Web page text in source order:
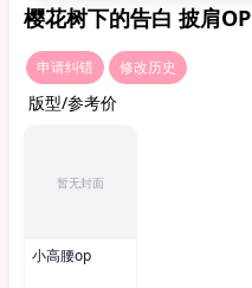
樱花树下的告白 披肩OP
申请纠错 修改历史
版型/参考价
暂无封面
小高腰op